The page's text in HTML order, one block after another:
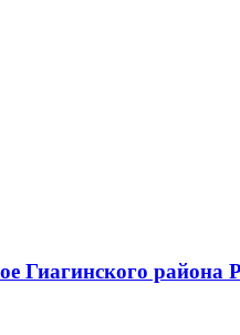
Гиагинского района